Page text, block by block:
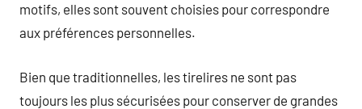
motifs, elles sont souvent choisies pour correspondre
aux préférences personnelles.
Bien que traditionnelles, les tirelires ne sont pas
toujours les plus sécurisées pour conserver de grandes